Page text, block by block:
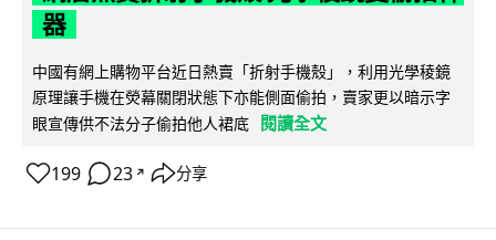
器
中國有網上購物平台近日熱賣「折射手機殼」，利用光學稜鏡
原理讓手機在熒幕關閉狀態下亦能側面偷拍，賣家更以暗示字
眼宣傳供不法分子偷拍他人裙底
閱讀全文
199 23 ↗ 分享